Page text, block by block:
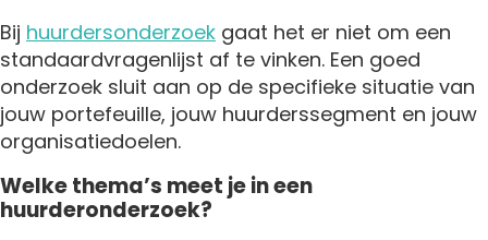
Bij huurdersonderzoek gaat het er niet om een
standaardvragenlijst af te vinken. Een goed
onderzoek sluit aan op de specifieke situatie van
jouw portefeuille, jouw huurderssegment en jouw
organisatiedoelen.
Welke thema’s meet je in een
huurderonderzoek?